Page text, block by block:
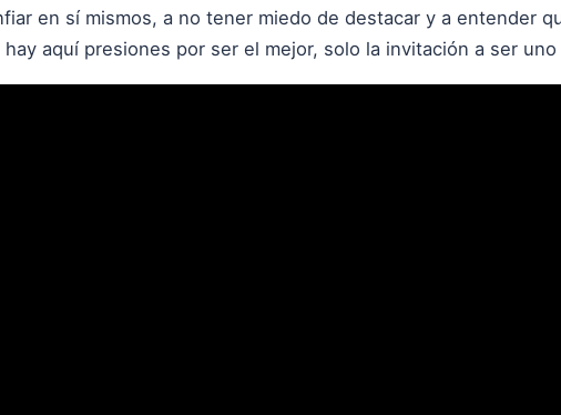
en sí mismos, a no tener miedo de destacar y a entender
hay aquí presiones por ser el mejor, solo la invitación a ser